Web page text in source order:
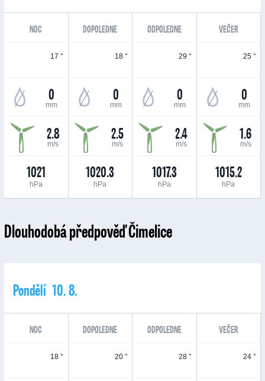
NOC DOPOLEDNE ODPOLEDNE VEČER
17 °
0
mm
2.8
m/s
1021
hPa
18 °
0
mm
2.5
m/s
1020.3
hPa
29 °
0
mm
2.4
m/s
1017.3
hPa
25 °
0
mm
1.6
m/s
1015.2
hPa
Dlouhodobá předpověď Čimelice
Pondělí 10. 8.
NOC DOPOLEDNE ODPOLEDNE VEČER
18 ° 20 ° 28 ° 24 °